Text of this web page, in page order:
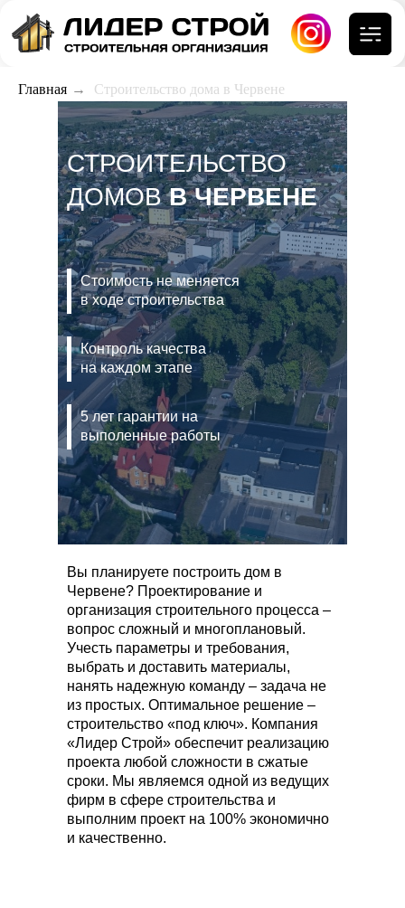
Главная → Строительство дома в Червене
СТРОИТЕЛЬСТВО
ДОМОВВ ЧЕРВЕНЕ
Стоимость не меняется
в ходе строительства
Контроль качества
на каждом этапе
5 лет гарантии на
выполенные работы
Вы планируете построить дом в
Червене? Проектирование и
организация строительного процесса –
вопрос сложный и многоплановый.
Учесть параметры и требования,
выбрать и доставить материалы,
нанять надежную команду – задача не
из простых. Оптимальное решение –
строительство «под ключ». Компания
«Лидер Строй» обеспечит реализацию
проекта любой сложности в сжатые
сроки. Мы являемся одной из ведущих
фирм в сфере строительства и
выполним проект на 100% экономично
и качественно.